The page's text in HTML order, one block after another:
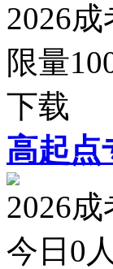
2026
限量
下载
高起点
2026
今日 0